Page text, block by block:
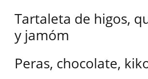
Tartaleta de higos,
y jamóm
Peras, chocolate,